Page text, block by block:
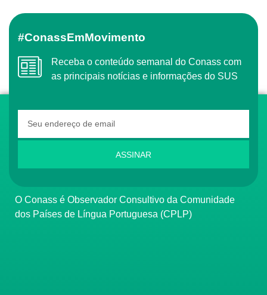
#ConassEmMovimento
Receba o conteúdo semanal do Conass com
as principais notícias e informações do SUS
ASSINAR
O Conass é Observador Consultivo da Comunidade
dos Países de Língua Portuguesa (CPLP)